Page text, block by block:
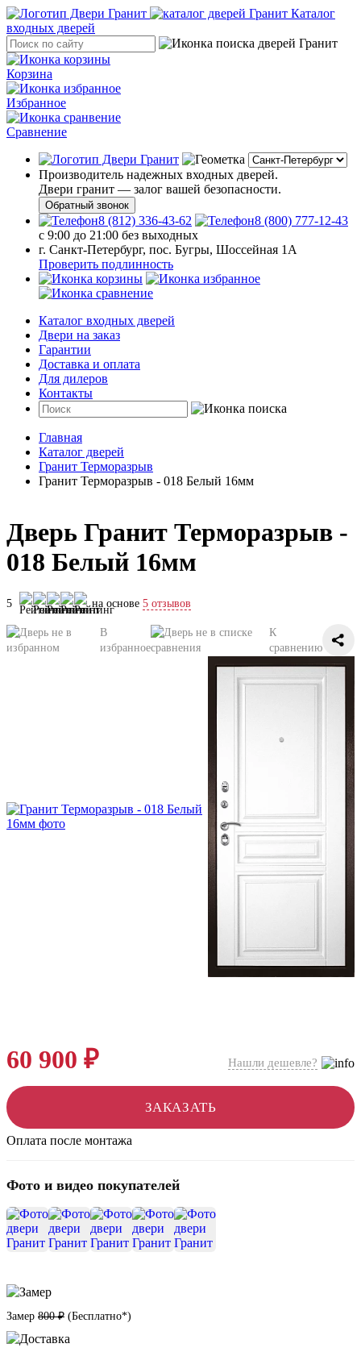
Каталог
входных дверей
Корзина
Избранное
Сравнение
Производитель надежных входных дверей.
Двери гранит — залог вашей безопасности.
Обратный звонок
8 (812) 336-43-62
8 (800) 777-12-43
с 9:00 до 21:00 без выходных
г. Санкт-Петербург, пос. Бугры, Шоссейная 1А
Проверить подлинность
Каталог входных дверей
Двери на заказ
Гарантии
Доставка и оплата
Для дилеров
Контакты
Главная
Каталог дверей
Гранит Терморазрыв
Гранит Терморазрыв - 018 Белый 16мм
Дверь Гранит Терморазрыв -
018 Белый 16мм
5 на основе 5 отзывов
В
избранное
К
сравнению
60 900 ₽ Нашли дешевле?
ЗАКАЗАТЬ
Оплата после монтажа
Фото и видео покупателей
Замер 800 ₽ (Бесплатно*)